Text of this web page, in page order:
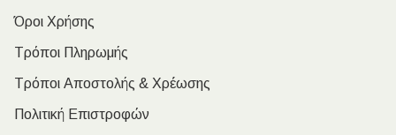
Όροι Χρήσης
Τρόποι Πληρωμής
Τρόποι Αποστολής & Χρέωσης
Πολιτική Επιστροφών